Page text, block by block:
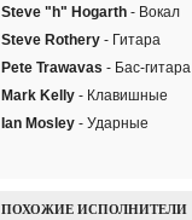
Steve "h" Hogarth- Вокал
Steve Rothery- Гитара
Pete Trawavas - Бас-гитара
Mark Kelly- Клавишные
Ian Mosley- Ударные
ПОХОЖИЕ ИСПОЛНИТЕЛИ